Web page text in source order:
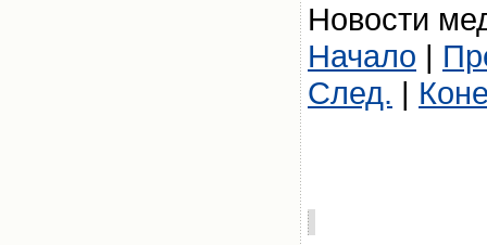
Новости
Начало |
След. |